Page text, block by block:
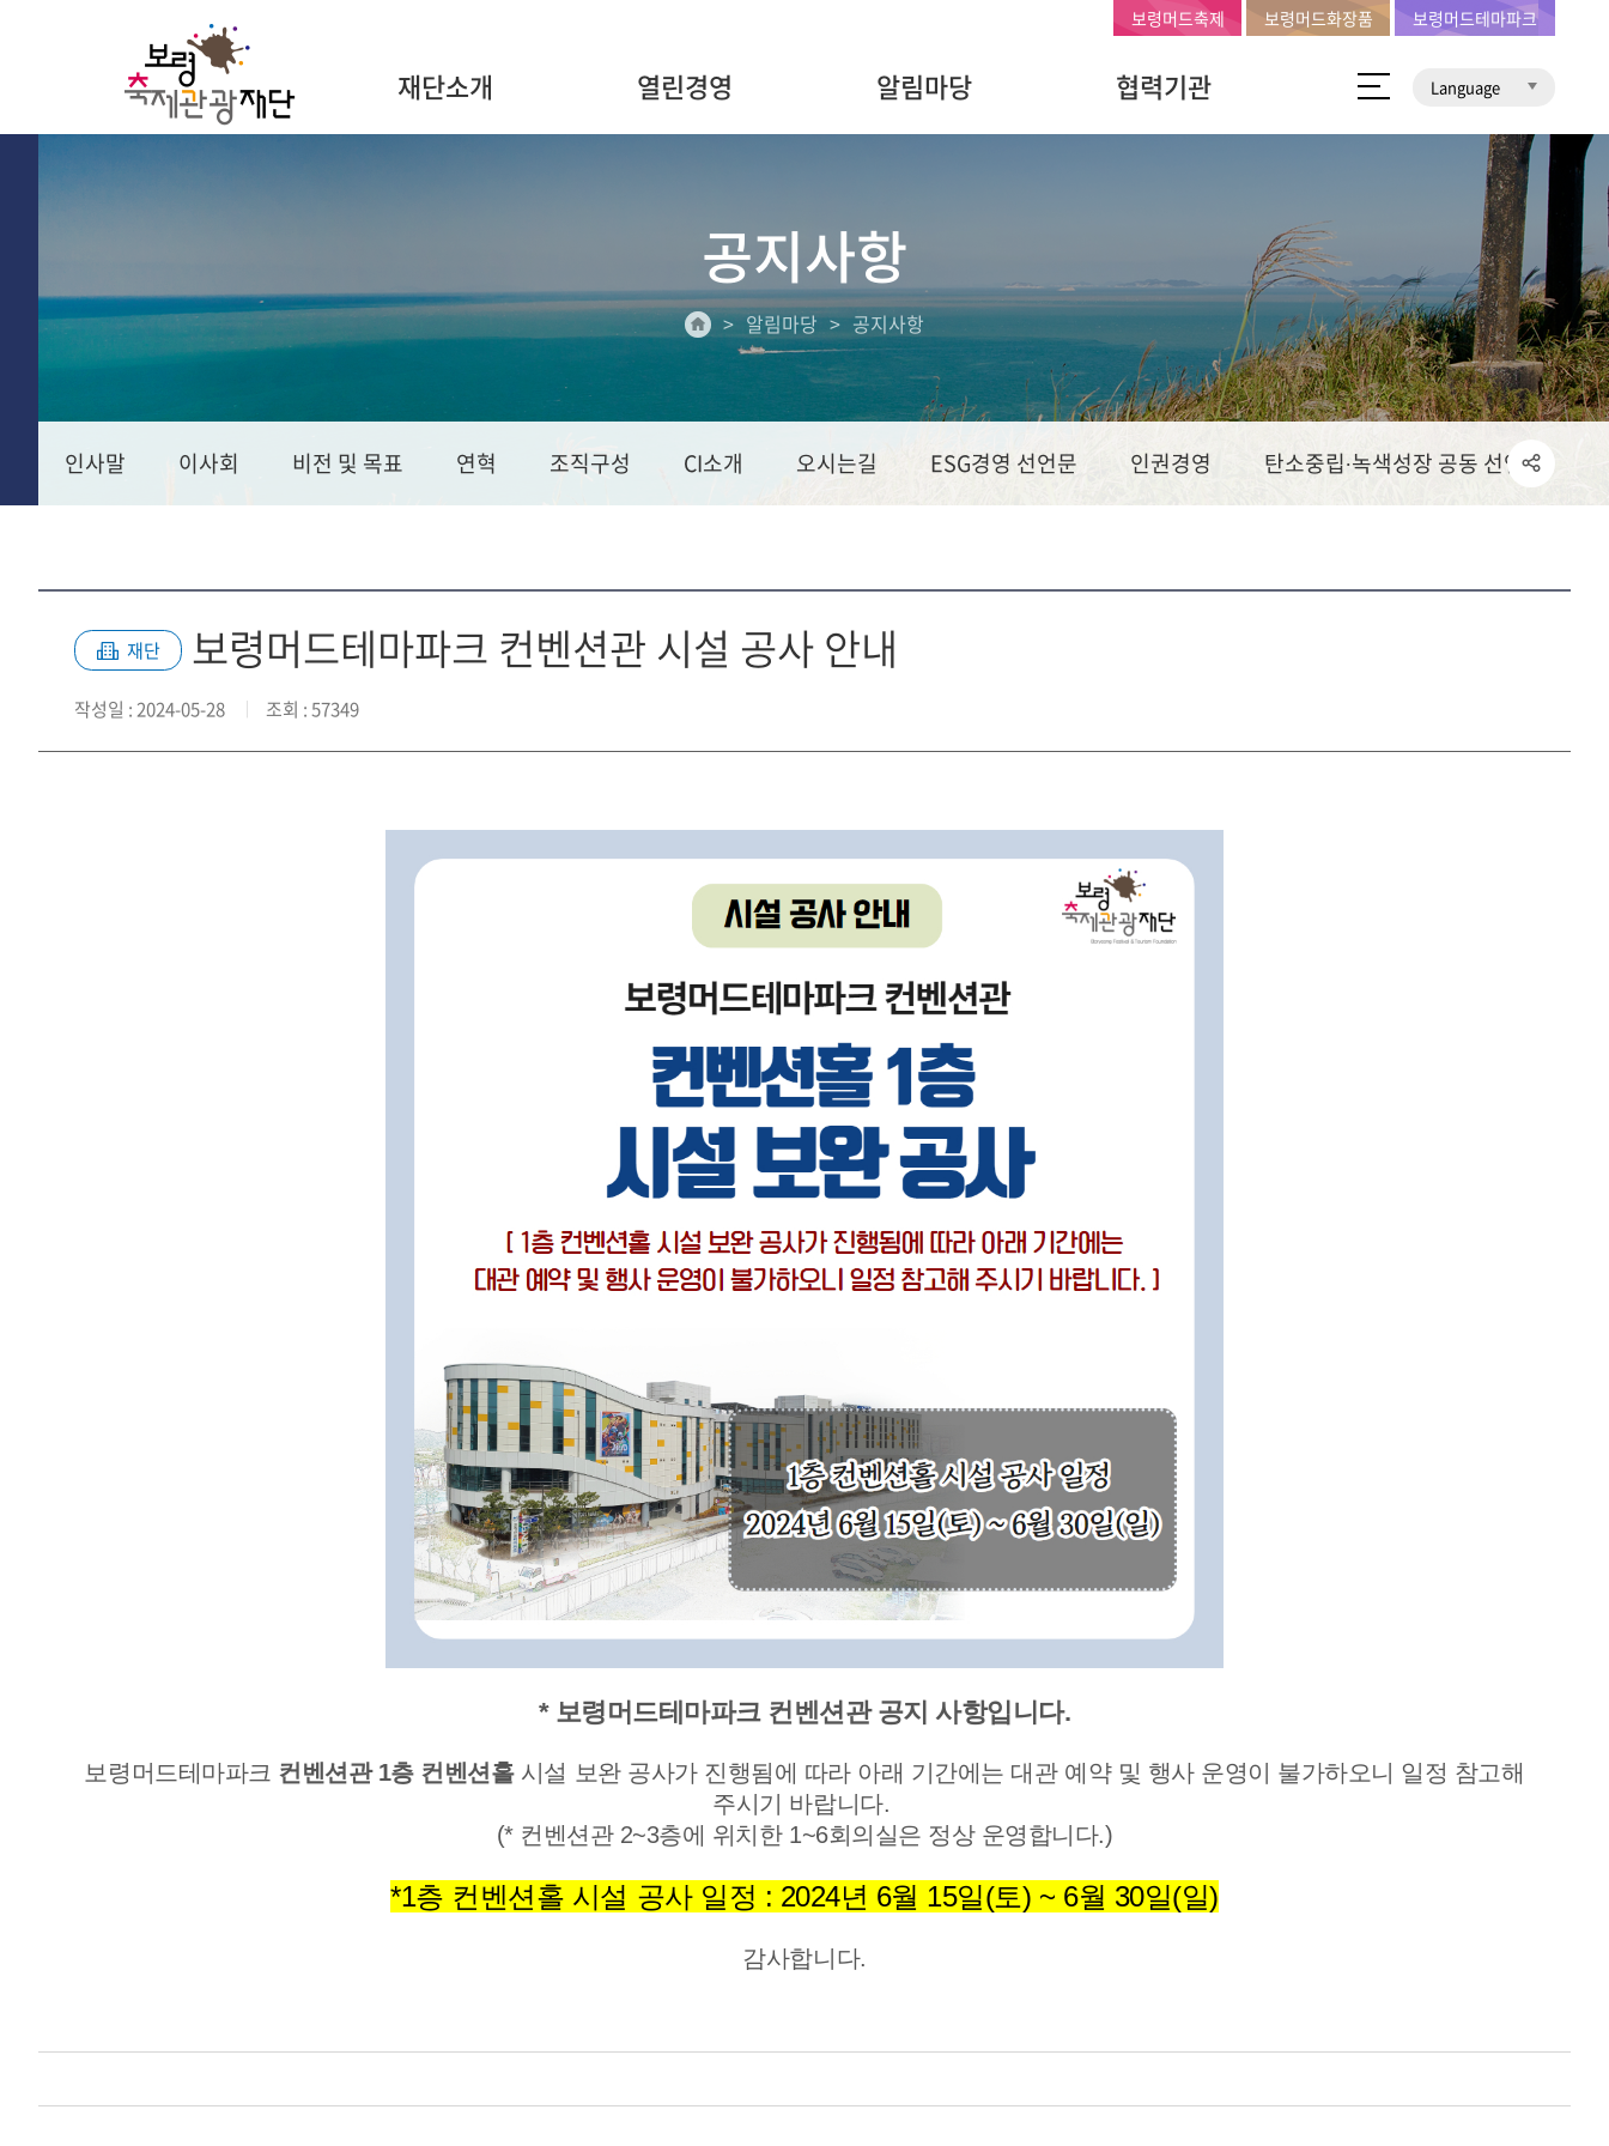
재단소개 열린경영 알림마당 협력기관 Language
보령머드축제 보령머드화장품 보령머드테마파크
공지사항
알림마당 공지사항
인사말 이사회 비전 및 목표 연혁 조직구성 CI소개 오시는길 ESG경영 선언문 인권경영 탄소중립∙녹색성장 공동 선언문
재단 보령머드테마파크 컨벤션관 시설 공사 안내
작성일 : 2024-05-28 조회 : 57349
* 보령머드테마파크 컨벤션관 공지 사항입니다.
보령머드테마파크 컨벤션관 1층 컨벤션홀시설 보완 공사가 진행됨에 따라 아래 기간에는 대관 예약 및 행사 운영이 불가하오니 일정 참고해
주시기 바랍니다.
(* 컨벤션관 2~3층에 위치한 1~6회의실은 정상 운영합니다.)
*1층 컨벤션홀 시설 공사 일정 : 2024년 6월 15일(토) ~ 6월 30일(일)
감사합니다.